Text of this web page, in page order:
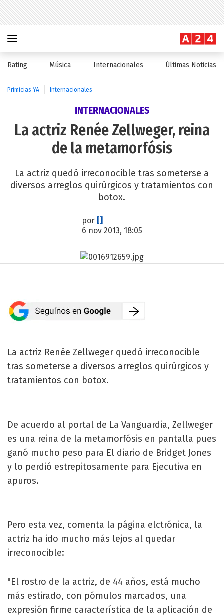
Rating Música Internacionales Últimas Noticias
Primicias YA Internacionales
INTERNACIONALES
La actriz Renée Zellweger, reina
de la metamorfósis
La actriz quedó irreconocible tras someterse a
diversos arreglos quirúrgicos y tratamientos con
botox.
por []
6 nov 2013, 18:05
La actriz Renée Zellweger quedó irreconocible
tras someterse a diversos arreglos quirúrgicos y
tratamientos con botox.
De acuerdo al portal de La Vanguardia, Zellweger
es una reina de la metamorfósis en pantalla pues
ganó mucho peso para El diario de Bridget Jones
y lo perdió estrepitosamente para Ejecutiva en
apuros.
Pero esta vez, comenta la página elctrónica, la
actriz ha ido mucho más lejos al quedar
irreconocible:
"El rostro de la actriz, de 44 años, está mucho
más estirado, con pómulos marcados, una
expresión firme característica de la aplicación de